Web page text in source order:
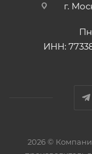
г.
ИНН:
2026 ©